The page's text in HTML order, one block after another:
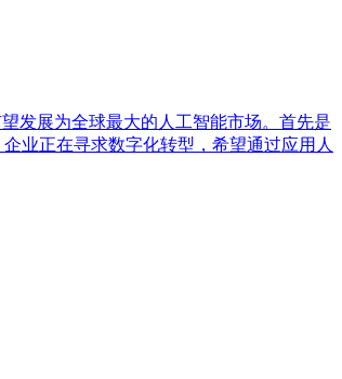
发展为全球最大的人工智能市场。首先是
业正在寻求数字化转型，希望通过应用人